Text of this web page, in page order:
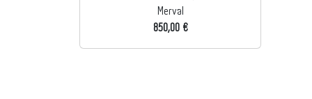
Merval
850,00 €